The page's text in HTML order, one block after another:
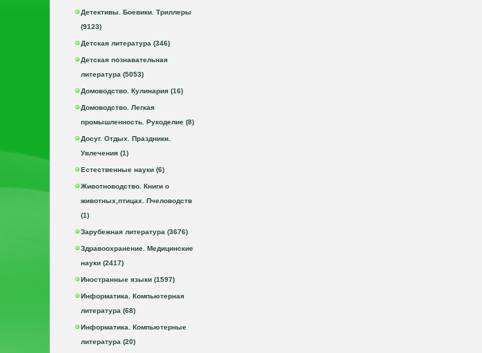
Детективы. Боевики. Триллеры
(9123)
Детская литература (346)
Детская познавательная
литература (5053)
Домоводство. Кулинария (16)
Домоводство. Легкая
промышленность. Рукоделие (8)
Досуг. Отдых. Праздники.
Увлечения (1)
Естественные науки (6)
Животноводство. Книги о
животных,птицах. Пчеловодств
(1)
Зарубежная литература (3676)
Здравоохранение. Медицинские
науки (2417)
Иностранные языки (1597)
Информатика. Компьютерная
литература (68)
Информатика. Компьютерные
литература (20)